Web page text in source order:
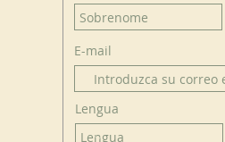
E-mail
Lengua